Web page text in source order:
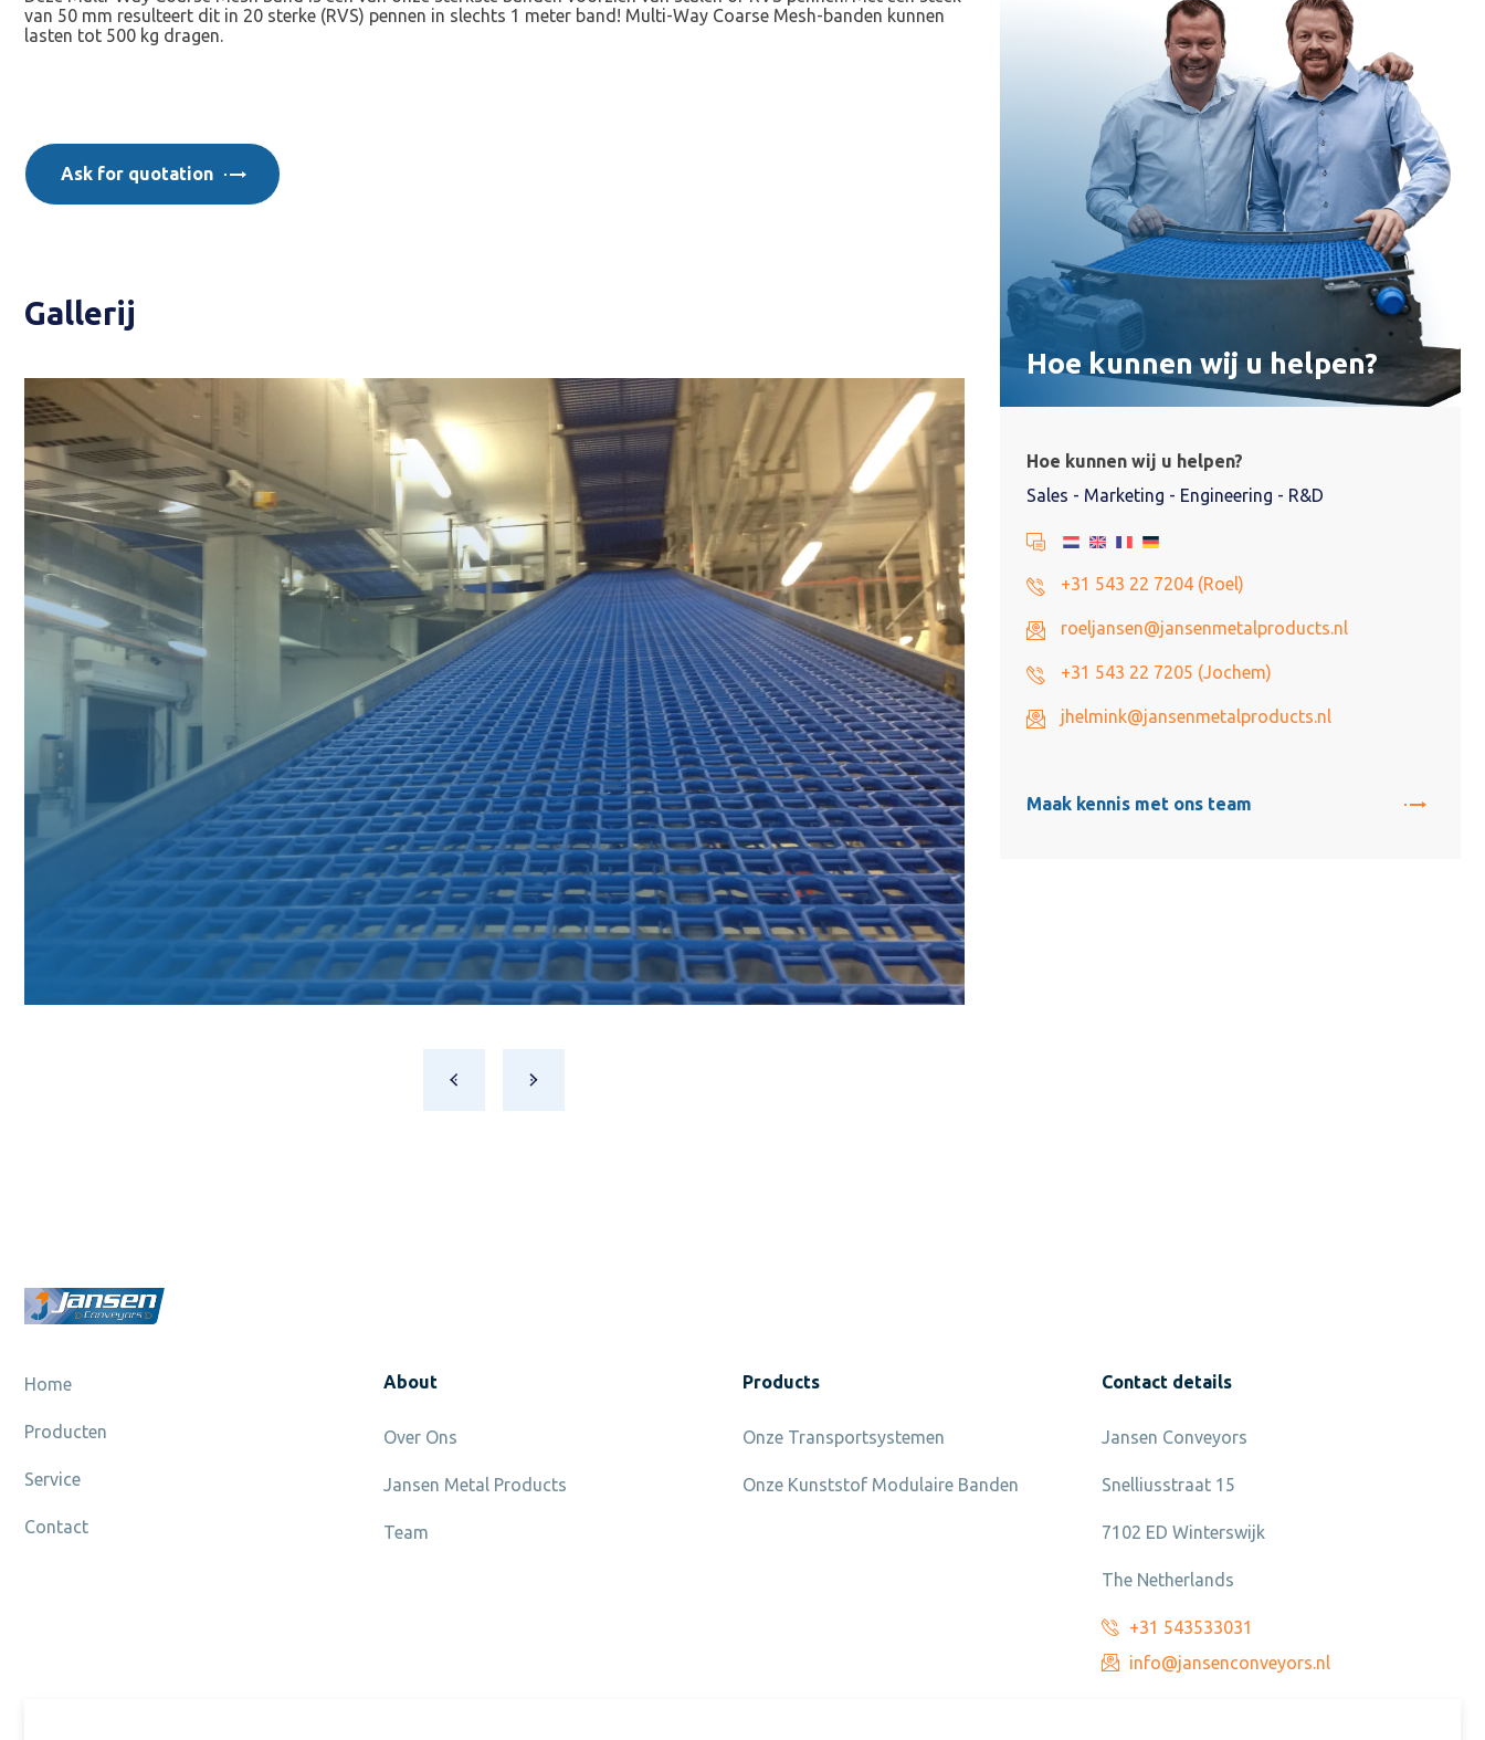
van 50 mm resulteert dit in 20 sterke (RVS) pennen in slechts 1 meter band! Multi-Way Coarse Mesh-banden kunnen
lasten tot 500 kg dragen.
Ask for quotation
Gallerij
Hoe kunnen wij u helpen?
Hoe kunnen wij u helpen?
Sales - Marketing - Engineering - R&D
+31 543 22 7204 (Roel)
roeljansen@jansenmetalproducts.nl
+31 543 22 7205 (Jochem)
jhelmink@jansenmetalproducts.nl
Maak kennis met ons team
Home
Producten
Service
Contact
About
Over Ons
Jansen Metal Products
Team
Products
Onze Transportsystemen
Onze Kunststof Modulaire Banden
Contact details
Jansen Conveyors
Snelliusstraat 15
7102 ED Winterswijk
The Netherlands
+31 543533031
info@jansenconveyors.nl